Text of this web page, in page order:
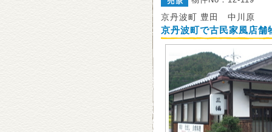
京丹波町 豊田 中川原
京丹波町で古民家風店舗